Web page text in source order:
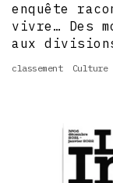
enquête
vivre… Des
aux
classement Culture